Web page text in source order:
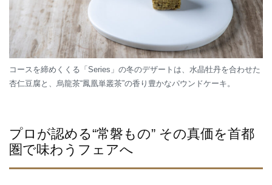
コースを締めくくる「Series」の冬のデザートは、水晶牡丹を合わせた
杏仁豆腐と、烏龍茶“鳳凰単叢茶”の香り豊かなパウンドケーキ。
プロが認める“常磐もの” その真価を首都
圏で味わうフェアへ